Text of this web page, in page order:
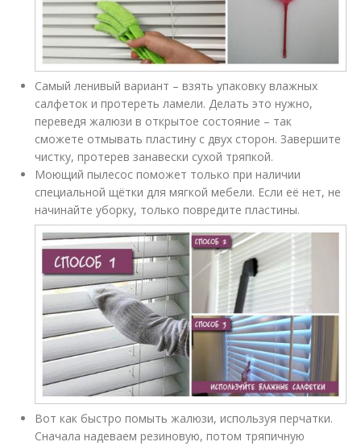
Самый ленивый вариант – взять упаковку влажных
салфеток и протереть ламели. Делать это нужно,
переведя жалюзи в открытое состояние – так
сможете отмывать пластину с двух сторон. Завершите
чистку, протерев занавески сухой тряпкой.
Моющий пылесос поможет только при наличии
специальной щётки для мягкой мебели. Если её нет, не
начинайте уборку, только повредите пластины.
Вот как быстро помыть жалюзи, используя перчатки.
Сначала надеваем резиновую, потом тряпичную